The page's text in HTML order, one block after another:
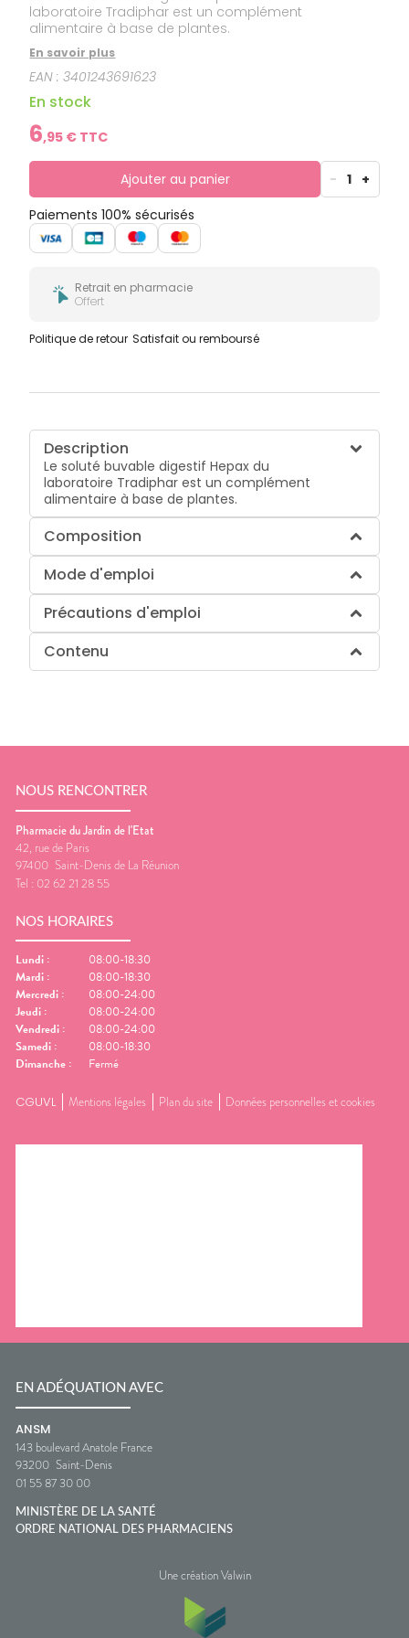
laboratoire Tradiphar est un complément
alimentaire à base de plantes.
En savoir plus
EAN :3401243691623
En stock
6,95 € TTC
Ajouter au panier - 1 +
Paiements 100% sécurisés
Retrait en pharmacie
Offert
Politique de retour Satisfait ou remboursé
Description
Le soluté buvable digestif Hepax du
laboratoire Tradiphar est un complément
alimentaire à base de plantes.
Composition
Mode d'emploi
Précautions d'emploi
Contenu
NOUS RENCONTRER
Pharmacie du Jardin de l'Etat
42, rue de Paris
97400 Saint-Denis de La Réunion
Tel : 02 62 21 28 55
NOS HORAIRES
Lundi :
08:00-18:30
Mardi :
08:00-18:30
Mercredi :
08:00-24:00
Jeudi :
08:00-24:00
Vendredi :
08:00-24:00
Samedi :
08:00-18:30
Dimanche : Fermé
CGUVL Mentions légales Plan du site Données personnelles et cookies
EN ADÉQUATION AVEC
ANSM
143 boulevard Anatole France
93200 Saint-Denis
01 55 87 30 00
MINISTÈRE DE LA SANTÉ
ORDRE NATIONAL DES PHARMACIENS
Une création Valwin